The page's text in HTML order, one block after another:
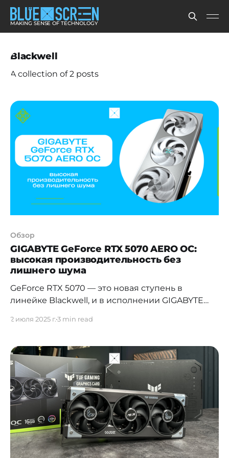
MAKING SENSE OF TECHNOLOGY
Blackwell
A collection of 2 posts
Обзор
GIGABYTE GeForce RTX 5070 AERO OC:
высокая производительность без
лишнего шума
GeForce RTX 5070 — это новая ступень в
линейке Blackwell, и в исполнении GIGABYTE
фишек вроде DLSS 3.5 и трассировки лучей. Как
работает видеокарта, что показали тесты,
подробнее в нашем обзоре.
2 июля 2025 г.3 min read